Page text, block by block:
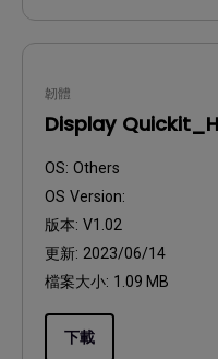
韌體
Display
OS: Others
OS Version:
版本: V1.02
更新: 2023/06/14
檔案大小: 1.09 MB
下載